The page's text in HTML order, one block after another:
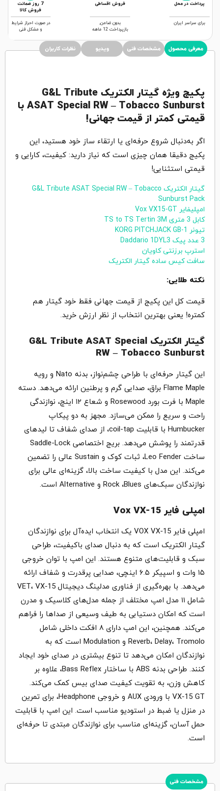
پرداخت در محل
برای سراسر ایران
فروش اقساطی
بدون ضامن,
بازپرداخت 12 ماهه
7 روز ضمانت
فروش کالا
در صورت احراز شرایط
و مشکل فنی
معرفی محصول مشخصات فنی ویدیو نظرات کاربران
پکیج ویژه گیتار الکتریک G&L Tribute
ASAT Special RW – Tobacco Sunburst با
قیمتی کمتر از قیمت جهانی!
اگر به‌دنبال شروع حرفه‌ای یا ارتقاء ساز خود هستید، این
پکیج دقیقا همان چیزی ا‌ست که نیاز دارید: کیفیت، کارایی و
قیمتی استثنایی!
گیتار الکتریک G&L Tribute ASAT Special RW – Tobacco
Sunburst Pack
امپلیفایر Vox VX15-GT
کابل 3 متری TS to TS Tertin 3M
تیونر KORG PITCHJACK GB-1
3 عدد پیک Daddario 1DYL3
استرپ برزنتی کاویان
سافت کیس ساده گیتار الکتریک
نکته طلایی:
قیمت کل این پکیج از قیمت جهانی فقط خود گیتار هم
کمتره! یعنی بهترین انتخاب از نظر ارزش خرید.
گیتار الکتریک G&L Tribute ASAT Special
RW – Tobacco Sunburst
این گیتار حرفه‌ای با طراحی چشم‌نواز، بدنه Nato و رویه
Flame Maple براق، صدایی گرم و پرطنین ارائه می‌دهد. دسته
Maple با فرت بورد Rosewood و شعاع ۱۲ اینچ، نوازندگی
راحت و سریع را ممکن می‌سازد. مجهز به دو پیکاپ
Humbucker با قابلیت coil-tap، از صدای شفاف تا لیدهای
قدرتمند را پوشش می‌دهد. بریج اختصاصی Saddle-Lock
ساخت Leo Fender، ثبات کوک و Sustain عالی را تضمین
می‌کند. این مدل با کیفیت ساخت بالا، گزینه‌ای عالی برای
نوازندگان سبک‌های Rock ،Blues و Alternative است.
امپلی فایر Vox VX-15
امپلی فایر VOX VX-15 یک انتخاب ایده‌آل برای نوازندگان
گیتار الکتریک است که به دنبال صدای باکیفیت، طراحی
سبک و قابلیت‌های متنوع هستند. این امپ با توان خروجی
۱۵ وات و اسپیکر ۶.۵ اینچی، صدایی پرقدرت و شفاف ارائه
می‌دهد. با بهره‌گیری از فناوری مدلینگ دیجیتال VET، VX-15
شامل ۱۱ مدل امپ مختلف از جمله مدل‌های کلاسیک و مدرن
است که امکان دستیابی به طیف وسیعی از صداها را فراهم
می‌کند. همچنین، این امپ دارای ۸ افکت داخلی شامل
Reverb، Delay، Tromolo و Modulation است که به
نوازندگان امکان می‌دهد تا تنوع بیشتری در صدای خود ایجاد
کنند. طراحی بدنه ABS با ساختار Bass Reflex، علاوه بر
کاهش وزن، به تقویت کیفیت صدای بیس کمک می‌کند.
VX-15 GT با ورودی AUX و خروجی Headphone، برای تمرین
در منزل یا ضبط در استودیو مناسب است. این امپ با قابلیت
حمل آسان، گزینه‌ای مناسب برای نوازندگان مبتدی تا حرفه‌ای
است.
مشخصات فنی